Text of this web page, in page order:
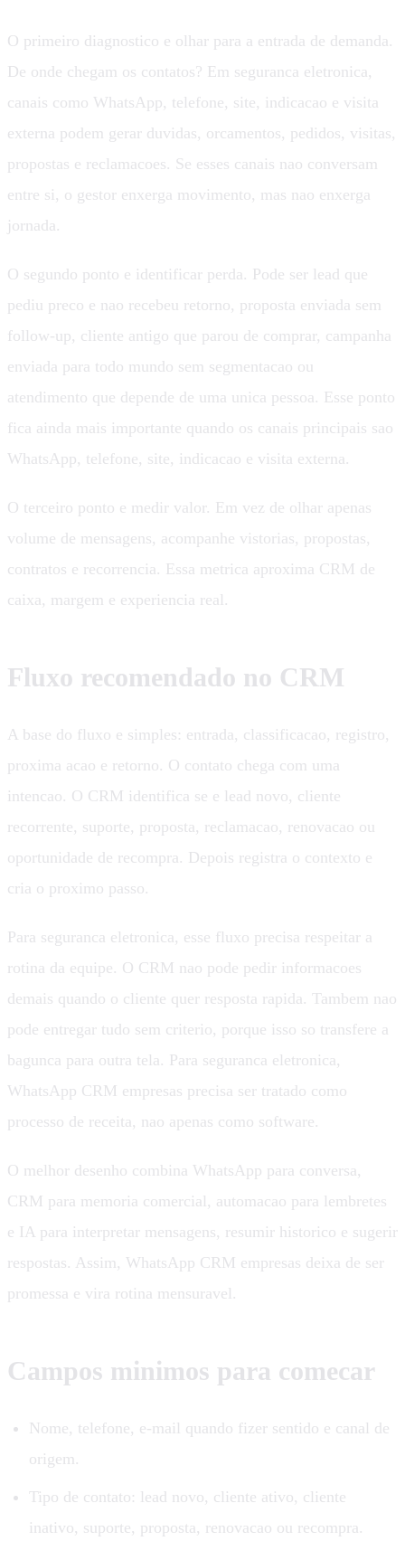
O primeiro diagnostico e olhar para a entrada de demanda.
De onde chegam os contatos? Em seguranca eletronica,
canais como WhatsApp, telefone, site, indicacao e visita
externa podem gerar duvidas, orcamentos, pedidos, visitas,
propostas e reclamacoes. Se esses canais nao conversam
entre si, o gestor enxerga movimento, mas nao enxerga
jornada.
O segundo ponto e identificar perda. Pode ser lead que
pediu preco e nao recebeu retorno, proposta enviada sem
follow-up, cliente antigo que parou de comprar, campanha
enviada para todo mundo sem segmentacao ou
atendimento que depende de uma unica pessoa. Esse ponto
fica ainda mais importante quando os canais principais sao
WhatsApp, telefone, site, indicacao e visita externa.
O terceiro ponto e medir valor. Em vez de olhar apenas
volume de mensagens, acompanhe vistorias, propostas,
contratos e recorrencia. Essa metrica aproxima CRM de
caixa, margem e experiencia real.
Fluxo recomendado no CRM
A base do fluxo e simples: entrada, classificacao, registro,
proxima acao e retorno. O contato chega com uma
intencao. O CRM identifica se e lead novo, cliente
recorrente, suporte, proposta, reclamacao, renovacao ou
oportunidade de recompra. Depois registra o contexto e
cria o proximo passo.
Para seguranca eletronica, esse fluxo precisa respeitar a
rotina da equipe. O CRM nao pode pedir informacoes
demais quando o cliente quer resposta rapida. Tambem nao
pode entregar tudo sem criterio, porque isso so transfere a
bagunca para outra tela. Para seguranca eletronica,
WhatsApp CRM empresas precisa ser tratado como
processo de receita, nao apenas como software.
O melhor desenho combina WhatsApp para conversa,
CRM para memoria comercial, automacao para lembretes
e IA para interpretar mensagens, resumir historico e sugerir
respostas. Assim, WhatsApp CRM empresas deixa de ser
promessa e vira rotina mensuravel.
Campos minimos para comecar
Nome, telefone, e-mail quando fizer sentido e canal de
origem.
Tipo de contato: lead novo, cliente ativo, cliente
inativo, suporte, proposta, renovacao ou recompra.